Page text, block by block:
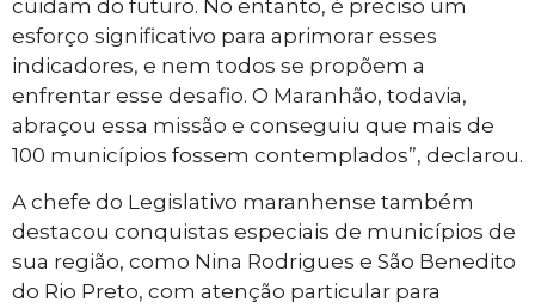
cuidam do futuro. No entanto, é preciso um
esforço significativo para aprimorar esses
indicadores, e nem todos se propõem a
enfrentar esse desafio. O Maranhão, todavia,
abraçou essa missão e conseguiu que mais de
100 municípios fossem contemplados”, declarou.
A chefe do Legislativo maranhense também
destacou conquistas especiais de municípios de
sua região, como Nina Rodrigues e São Benedito
do Rio Preto, com atenção particular para